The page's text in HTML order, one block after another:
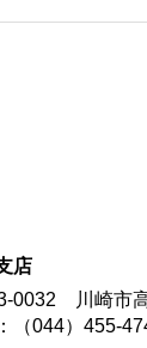
店
0032
川崎市
（044）455-